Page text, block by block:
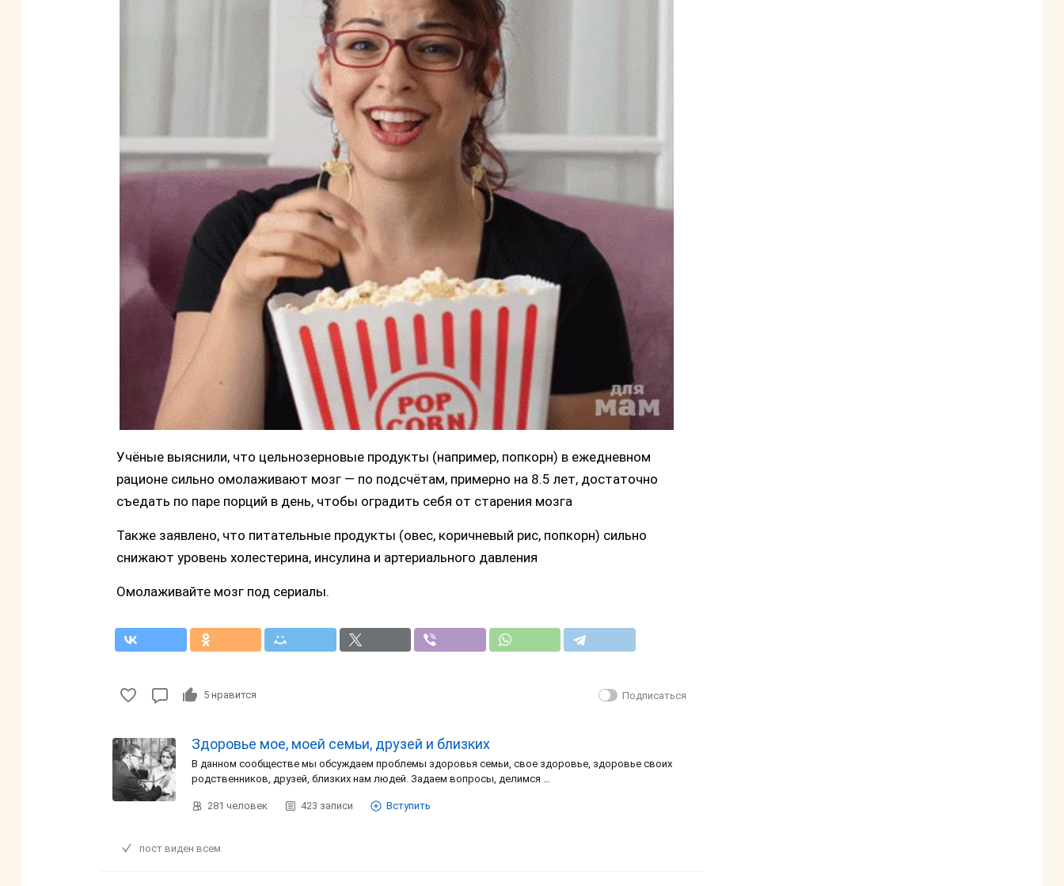
Учёные выяснили, что цельнозерновые продукты (например, попкорн) в ежедневном
рационе сильно омолаживают мозг — по подсчётам, примерно на 8.5 лет, достаточно
съедать по паре порций в день, чтобы оградить себя от старения мозга
Также заявлено, что питательные продукты (овес, коричневый рис, попкорн) сильно
снижают уровень холестерина, инсулина и артериального давления
Омолаживайте мозг под сериалы.
5 нравится Подписаться
Здоровье мое, моей семьи, друзей и близких
В данном сообществе мы обсуждаем проблемы здоровья семьи, свое здоровье, здоровье своих
родственников, друзей, близких нам людей. Задаем вопросы, делимся …
281 человек 423 записи Вступить
пост виден всем